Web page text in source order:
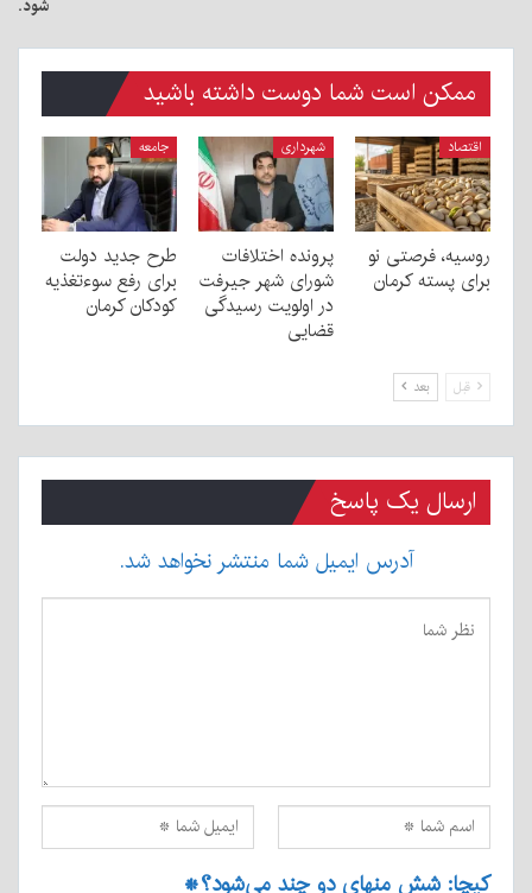
شود.
ممکن است شما دوست داشته باشید
اقتصاد
روسیه، فرصتی نو
برای پسته کرمان
شهرداری
پرونده اختلافات
شورای شهر جیرفت
در اولویت رسیدگی
قضایی
جامعه
طرح جدید دولت
برای رفع سوءتغذیه
کودکان کرمان
قبل بعد
ارسال یک پاسخ
آدرس ایمیل شما منتشر نخواهد شد.
کپچا: شش منهای دو چند می‌شود؟*